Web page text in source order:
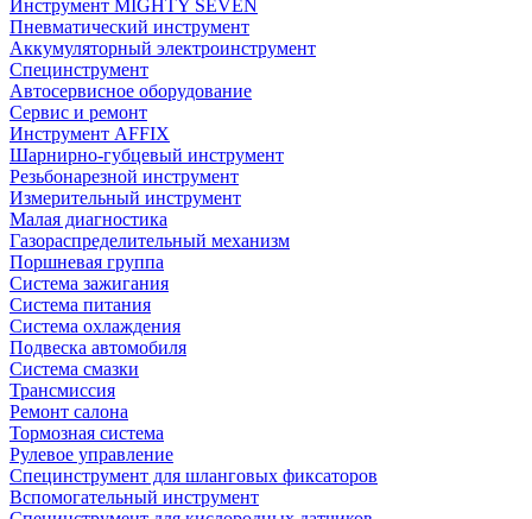
Инструмент MIGHTY SEVEN
Пневматический инструмент
Аккумуляторный электроинструмент
Специнструмент
Автосервисное оборудование
Сервис и ремонт
Инструмент AFFIX
Шарнирно-губцевый инструмент
Резьбонарезной инструмент
Измерительный инструмент
Малая диагностика
Газораспределительный механизм
Поршневая группа
Система зажигания
Система питания
Система охлаждения
Подвеска автомобиля
Система смазки
Трансмиссия
Ремонт салона
Тормозная система
Рулевое управление
Специнструмент для шланговых фиксаторов
Вспомогательный инструмент